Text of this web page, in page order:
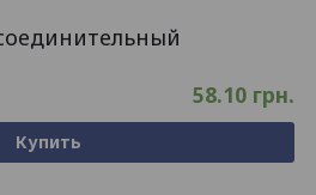
58.10 грн.
Купить